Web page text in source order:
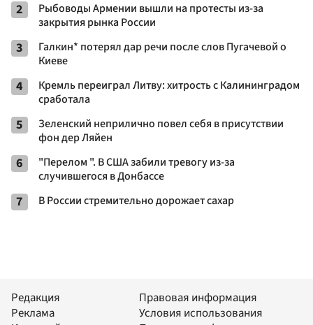
2
Рыбоводы Армении вышли на протесты из-за
закрытия рынка России
3
Галкин* потерял дар речи после слов Пугачевой о
Киеве
4
Кремль переиграл Литву: хитрость с Калининградом
сработала
5
Зеленский неприлично повел cебя в присутствии
фон дер Ляйен
6
"Перелом ". В США забили тревогу из-за
случившегося в Донбассе
7 В России стремительно дорожает сахар
Редакция
Реклама
Правовая информация
Условия использования